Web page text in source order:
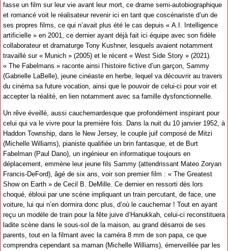
fasse un film sur leur vie avant leur mort, ce drame semi-autobiographique
et romancé voit le réalisateur revenir ici en tant que coscénariste d’un de
ses propres films, ce qui n’avait plus été le cas depuis « A.I. Intelligence
artificielle » en 2001, ce dernier ayant déjà fait ici équipe avec son fidèle
collaborateur et dramaturge Tony Kushner, lesquels avaient notamment
travaillé sur « Munich » (2005) et le récent « West Side Story » (2021).
« The Fabelmans » raconte ainsi l’histoire fictive d’un garçon, Sammy
(Gabrielle LaBelle), jeune cinéaste en herbe, lequel va découvrir au travers
du cinéma sa future vocation, ainsi que le pouvoir de celui-ci pour voir et
accepter la réalité, en lien notamment avec sa famille dysfonctionnelle.
Un rêve éveillé, aussi cauchemardesque que profondément inspirant pour
celui qui va le vivre pour la première fois. Dans la nuit du 10 janvier 1952, à
Haddon Township, dans le New Jersey, le couple juif composé de Mitzi
(Michelle Williams), pianiste qualifiée un brin fantasque, et de Burt
Fabelman (Paul Dano), un ingénieur en informatique toujours en
déplacement, emmène leur jeune fils Sammy (attendrissant Mateo Zoryan
Francis-DeFord), âgé de six ans, voir son premier film : « The Greatest
Show on Earth » de Cecil B. DeMille. Ce dernier en ressorti dès lors
choqué, ébloui par une scène impliquant un train percutant, de face, une
voiture, lui qui n’en dormira donc plus, d’où le cauchemar ! Tout en ayant
reçu un modèle de train pour la fête juive d’Hanukkah, celui-ci reconstituera
ladite scène dans le sous-sol de la maison, au grand désarroi de ses
parents, tout en la filmant avec la caméra 8 mm de son papa, ce que
comprendra cependant sa maman (Michelle Williams), émerveillée par les